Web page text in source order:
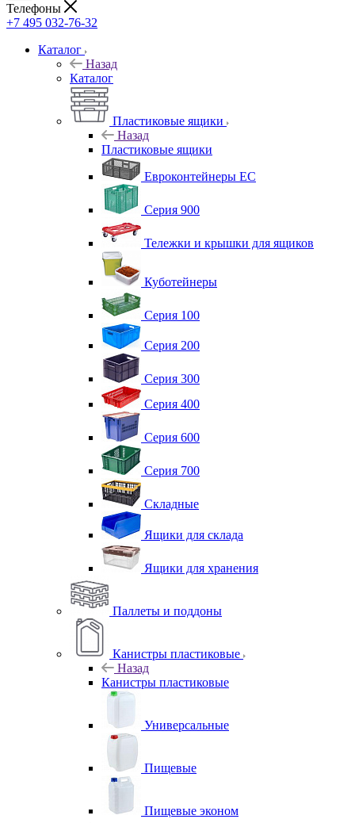
Телефоны
+7 495 032-76-32
Каталог
Назад
Каталог
Пластиковые ящики
Назад
Пластиковые ящики
Евроконтейнеры ЕС
Серия 900
Тележки и крышки для ящиков
Куботейнеры
Серия 100
Серия 200
Серия 300
Серия 400
Серия 600
Серия 700
Складные
Ящики для склада
Ящики для хранения
Паллеты и поддоны
Канистры пластиковые
Назад
Канистры пластиковые
Универсальные
Пищевые
Пищевые эконом